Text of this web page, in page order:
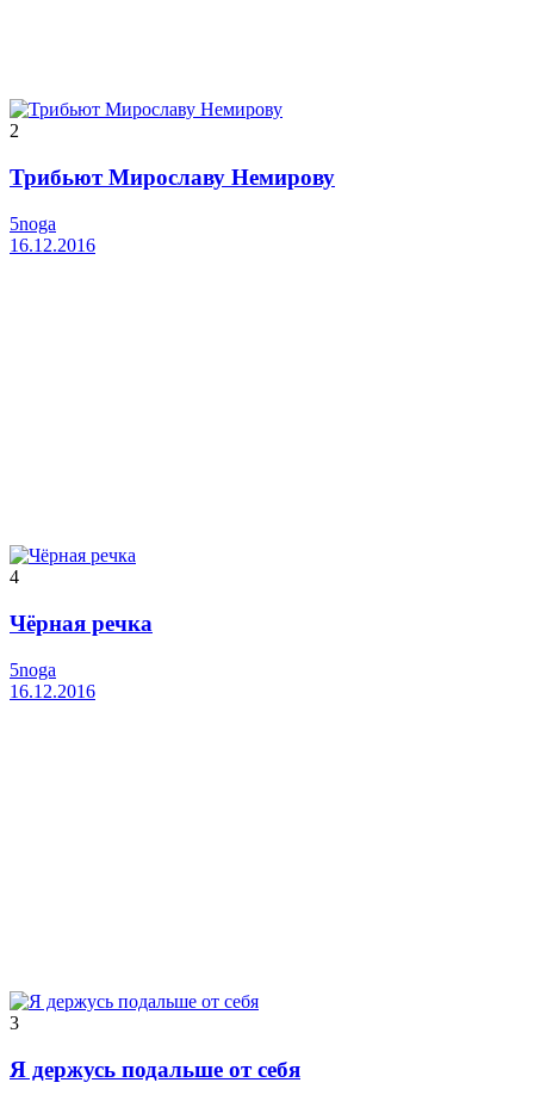
2
Трибьют Мирославу Немирову
5noga
16.12.2016
4
Чёрная речка
5noga
16.12.2016
3
Я держусь подальше от себя